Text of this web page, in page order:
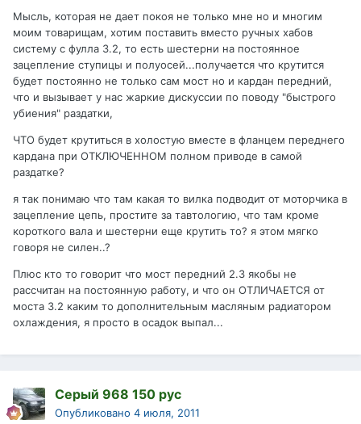
Мысль, которая не дает покоя не только мне но и многим
моим товарищам, хотим поставить вместо ручных хабов
систему с фулла 3.2, то есть шестерни на постоянное
зацепление ступицы и полуосей...получается что крутится
будет постоянно не только сам мост но и кардан передний,
что и вызывает у нас жаркие дискуссии по поводу "быстрого
убиения" раздатки,
ЧТО будет крутиться в холостую вместе в фланцем переднего
кардана при ОТКЛЮЧЕННОМ полном приводе в самой
раздатке?
я так понимаю что там какая то вилка подводит от моторчика в
зацепление цепь, простите за тавтологию, что там кроме
короткого вала и шестерни еще крутить то? я этом мягко
говоря не силен..?
Плюс кто то говорит что мост передний 2.3 якобы не
рассчитан на постоянную работу, и что он ОТЛИЧАЕТСЯ от
моста 3.2 каким то дополнительным масляным радиатором
охлаждения, я просто в осадок выпал...
Серый 968 150 рус
Опубликовано 4 июля, 2011